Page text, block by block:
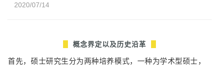
2020/07/14
概念界定以及历史沿革
首先，硕士研究生分为两种培养模式，一种为学术型硕士，